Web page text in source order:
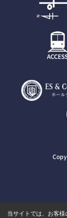
当サイトでは、お客